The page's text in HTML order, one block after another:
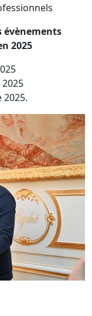
évènements
2025
2025.